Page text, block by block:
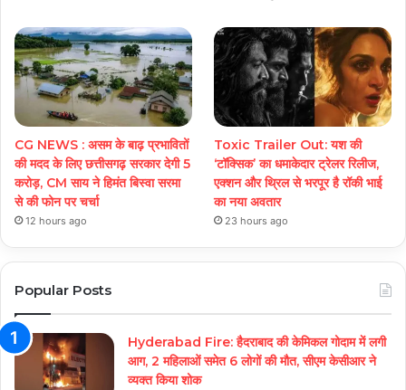
CG NEWS : असम के बाढ़ प्रभावितों
की मदद के लिए छत्तीसगढ़ सरकार देगी 5
करोड़, CM साय ने हिमंत बिस्वा सरमा
से की फोन पर चर्चा
12 hours ago
Toxic Trailer Out: यश की
‘टॉक्सिक’ का धमाकेदार ट्रेलर रिलीज,
एक्शन और थ्रिल से भरपूर है रॉकी भाई
का नया अवतार
23 hours ago
Popular Posts
Hyderabad Fire: हैदराबाद की केमिकल गोदाम में लगी
आग, 2 महिलाओं समेत 6 लोगों की मौत, सीएम केसीआर ने
व्यक्त किया शोक